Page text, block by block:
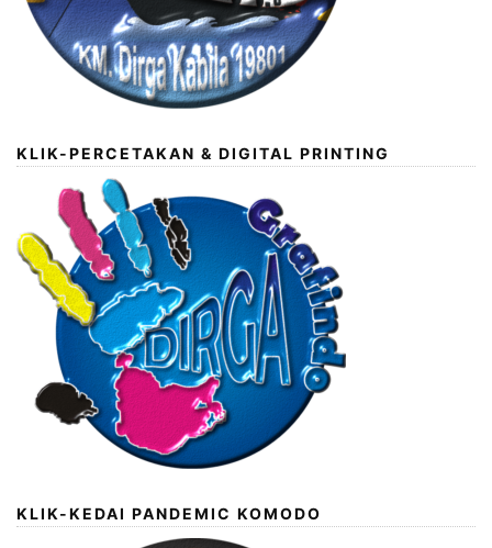
KLIK-PERCETAKAN & DIGITAL PRINTING
KLIK-KEDAI PANDEMIC KOMODO